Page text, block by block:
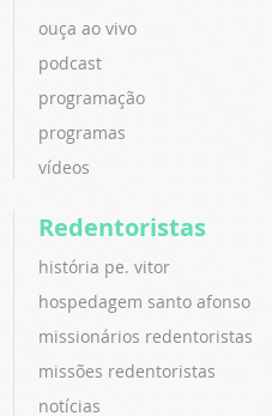
ouça ao vivo
podcast
programação
programas
vídeos
Redentoristas
história pe. vitor
hospedagem santo afonso
missionários redentoristas
missões redentoristas
notícias